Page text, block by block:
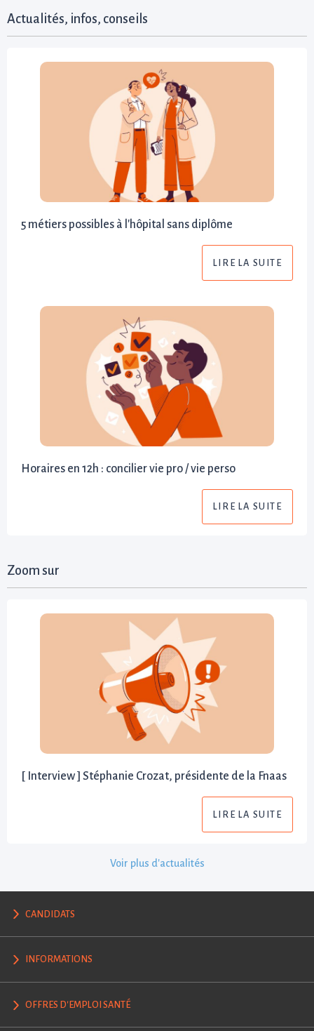
Actualités, infos, conseils
5 métiers possibles à l'hôpital sans diplôme
LIRE LA SUITE
Horaires en 12h : concilier vie pro / vie perso
LIRE LA SUITE
Zoom sur
[ Interview ] Stéphanie Crozat, présidente de la Fnaas
LIRE LA SUITE
Voir plus d'actualités
CANDIDATS
INFORMATIONS
OFFRES D'EMPLOI SANTÉ